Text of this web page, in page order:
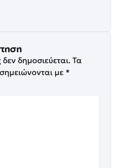
δημοσιεύεται. Τα
με *